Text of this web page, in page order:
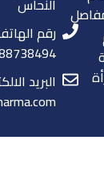
رقم
البريد